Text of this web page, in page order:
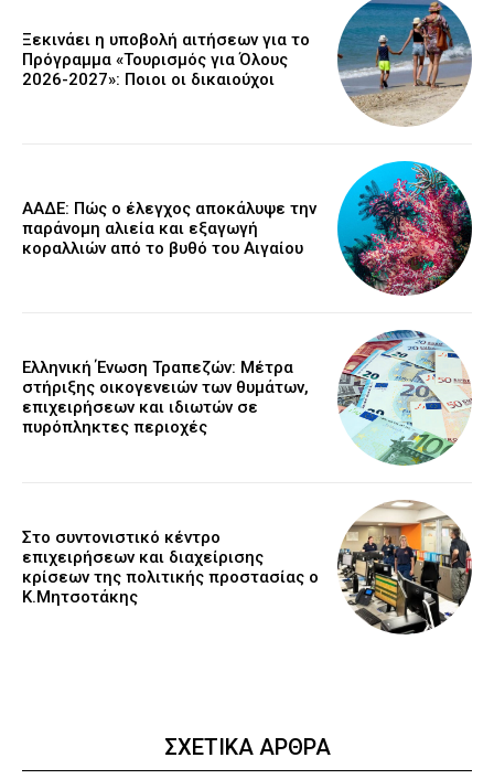
Ξεκινάει η υποβολή αιτήσεων για το
Πρόγραμμα «Τουρισμός για Όλους
2026-2027»: Ποιοι οι δικαιούχοι
ΑΑΔΕ: Πώς ο έλεγχος αποκάλυψε την
παράνομη αλιεία και εξαγωγή
κοραλλιών από το βυθό του Αιγαίου
Ελληνική Ένωση Τραπεζών: Μέτρα
στήριξης οικογενειών των θυμάτων,
επιχειρήσεων και ιδιωτών σε
πυρόπληκτες περιοχές
Στο συντονιστικό κέντρο
επιχειρήσεων και διαχείρισης
κρίσεων της πολιτικής προστασίας ο
Κ.Μητσοτάκης
ΣΧΕΤΙΚΑ ΑΡΘΡΑ